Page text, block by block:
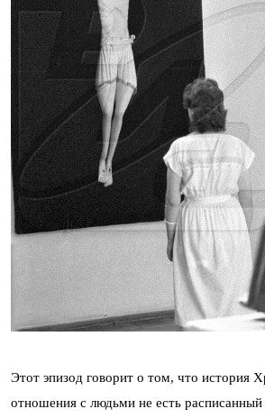
Этот эпизод говорит о том, что история
отношения с людьми не есть расписанный